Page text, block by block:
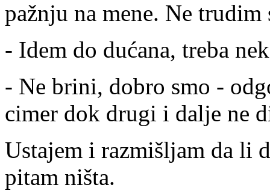
pažnju na mene. Ne
- Idem do dućana, treba
- Ne brini, dobro smo -
cimer dok drugi i dalje ne
Ustajem i razmišljam da li
pitam ništa.